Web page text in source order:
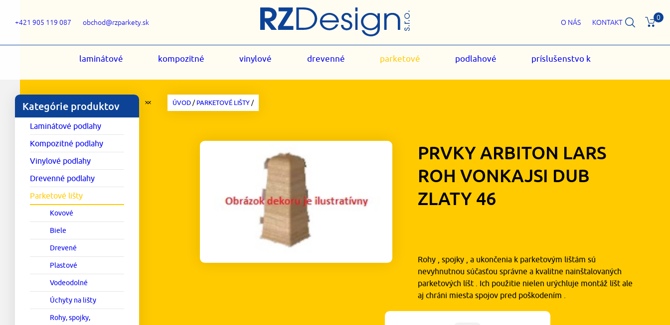
+421 905 119 087 obchod@rzparkety.sk O NÁS KONTAKT
0
laminátové kompozitné vinylové drevenné parketové podlahové príslušenstvo k
Kategórie produktov
Laminátové podlahy
Kompozitné podlahy
Vinylové podlahy
Drevenné podlahy
Parketové lišty
Kovové
Biele
Drevené
Plastové
Vodeodolné
Úchyty na lišty
Rohy, spojky,
ÚVOD/PARKETOVÉ LIŠTY/
PRVKY ARBITON LARS
ROH VONKAJSI DUB
ZLATY 46
Rohy , spojky , a ukončenia k parketovým lištám sú
nevyhnutnou súčasťou správne a kvalitne nainštalovaných
parketových líšt . Ich použitie nielen urýchluje montáž líšt ale
aj chráni miesta spojov pred poškodením .